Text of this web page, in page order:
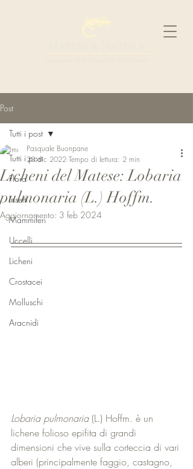
Post
Tutti i post
Flora
Insetti
Mammiferi
Uccelli
Licheni
Crostacei
Molluschi
Aracnidi
Tutti i post
Licheni del Matese: Lobaria
pulmonaria (L.) Hoffm.
Pasquale Buonpane
20 dic 2022 Tempo di lettura: 2 min
Aggiornamento: 3 feb 2024
Lobaria pulmonaria (L.) Hoffm. è un
lichene folioso epifita di grandi
dimensioni che vive sulla corteccia di vari
alberi (principalmente faggio, castagno,